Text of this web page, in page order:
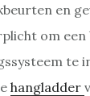
en
om een
te
hangladder